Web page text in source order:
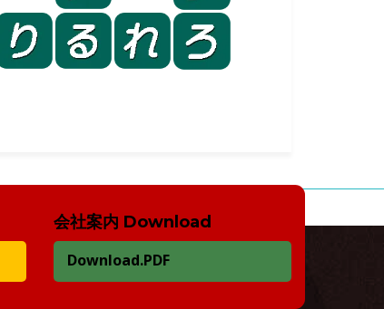
会社案内 Download
Download.PDF